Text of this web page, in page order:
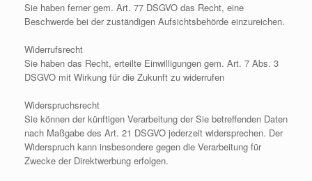
Sie haben ferner gem. Art. 77 DSGVO das Recht, eine
Beschwerde bei der zuständigen Aufsichtsbehörde einzureichen.
Widerrufsrecht
Sie haben das Recht, erteilte Einwilligungen gem. Art. 7 Abs. 3
DSGVO mit Wirkung für die Zukunft zu widerrufen
Widerspruchsrecht
Sie können der künftigen Verarbeitung der Sie betreffenden Daten
nach Maßgabe des Art. 21 DSGVO jederzeit widersprechen. Der
Widerspruch kann insbesondere gegen die Verarbeitung für
Zwecke der Direktwerbung erfolgen.